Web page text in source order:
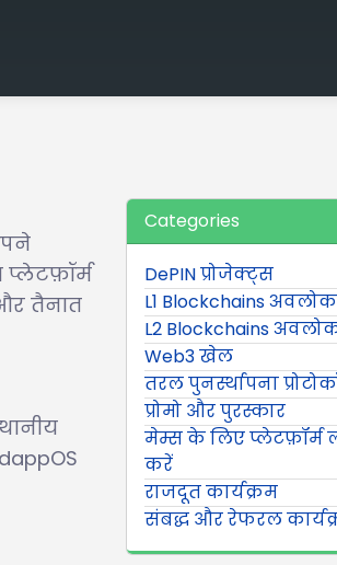
प्लेटफ़ॉर्म
तैनात
Categories
DePIN प्रोजेक्ट्स
L1 Blockchains
L2 Blockchains
Web3 खेल
तरल पुनर्स्थापना
प्रोमो और पुरस्कार
मेम्स के लिए प्लेटफ़ॉर्म
करें
राजदूत कार्यक्रम
संबद्ध और रेफरल